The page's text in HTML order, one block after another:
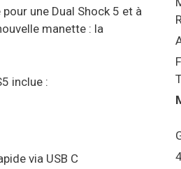
pour une Dual Shock 5 et à
manette : la
inclue :
via USB C